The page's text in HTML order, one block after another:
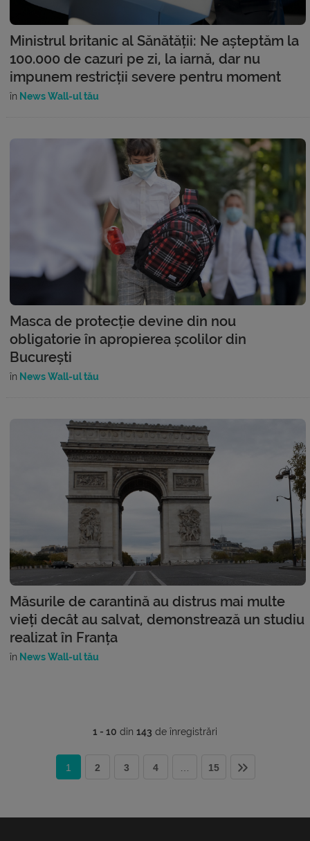
Ministrul britanic al Sănătății: Ne așteptăm la
100.000 de cazuri pe zi, la iarnă, dar nu
impunem restricții severe pentru moment
în News Wall-ul tău
Masca de protecție devine din nou
obligatorie în apropierea școlilor din
București
în News Wall-ul tău
Măsurile de carantină au distrus mai multe
vieți decât au salvat, demonstrează un studiu
realizat în Franța
în News Wall-ul tău
1 - 10 din 143 de înregistrări
1 2 3 4 15